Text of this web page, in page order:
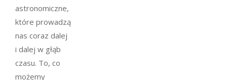
astronomiczne,
które prowadzą
nas coraz dalej
i dalej w głąb
czasu. To, co
możemy